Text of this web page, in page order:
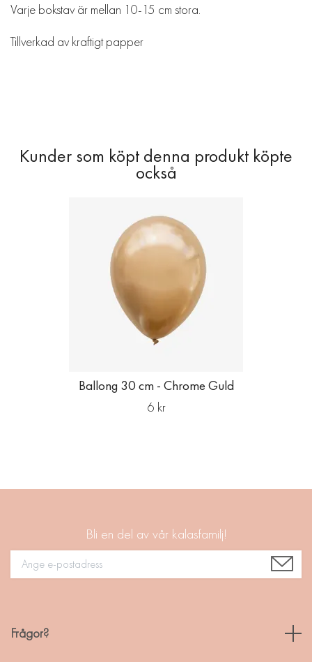
Varje bokstav är mellan 10-15 cm stora.
Tillverkad av kraftigt papper
Ballong 30 cm - Chrome Guld
6 kr
Bli en del av vår kalasfamilj!
Frågor?